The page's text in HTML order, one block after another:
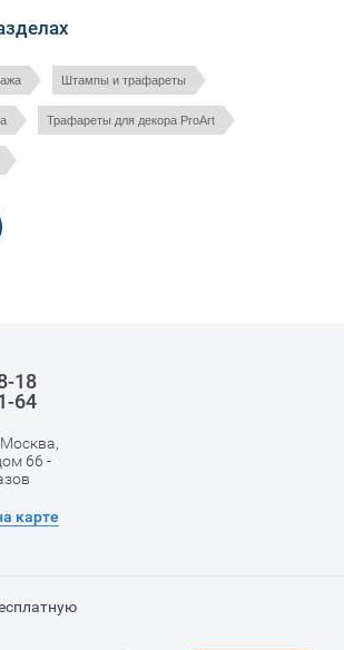
Штампы и трафареты
Трафареты для декора ProArt
18
64
66 -
карте